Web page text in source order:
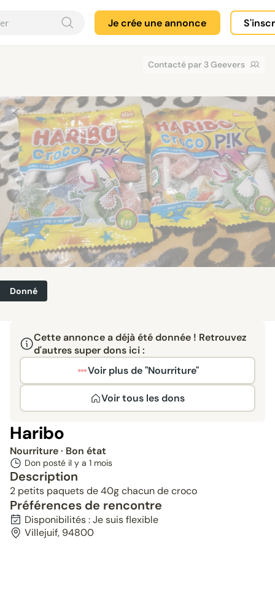
Je crée une annonce
Contacté par 3 Geevers
Donné
Cette annonce a déjà été donnée ! Retrouvez
d'autres super dons ici :
Voir plus de "Nourriture"
Voir tous les dons
Haribo
Nourriture· Bon état
Don posté il y a 1 mois
Description
2 petits paquets de 40g chacun de croco
Préférences de rencontre
Disponibilités : Je suis flexible
Villejuif, 94800